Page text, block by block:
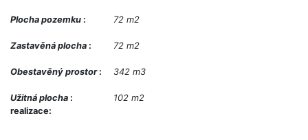
Plocha pozemku : 72 m2
Zastavěná plocha : 72 m2
Obestavěný prostor: 342 m3
Užitná plocha :
102 m2
realizace: